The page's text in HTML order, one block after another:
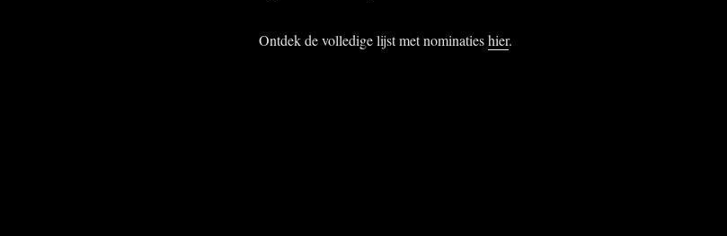
Ontdek de volledige lijst met nominatieshier.